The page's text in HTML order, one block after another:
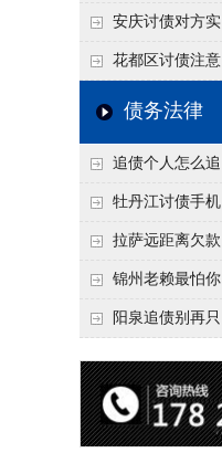
么？2026年这两个关
键细节，做错就很难
安庆讨债对方实
在没钱咋办？
花都区讨债注意
事项：空港物流园欠
节点”催收最有效
债务法律
追债个人怎么追
回呢？2026年最新绝
招选择！
牡丹江讨债手机
搞定：2026年线上立
案追债全流程，足不
出户
拉萨远距离欠款
对方在牧区联系不
上，2026年委托当地
锦州老赖最怕你
懂这1条，2026
罪”详解，能判刑
阳泉追债别再只
类隐形财产（公积
金、保单）也能执行